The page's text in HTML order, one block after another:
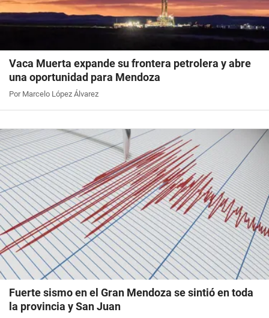
Vaca Muerta expande su frontera petrolera y abre
una oportunidad para Mendoza
Por Marcelo López Álvarez
Fuerte sismo en el Gran Mendoza se sintió en toda
la provincia y San Juan